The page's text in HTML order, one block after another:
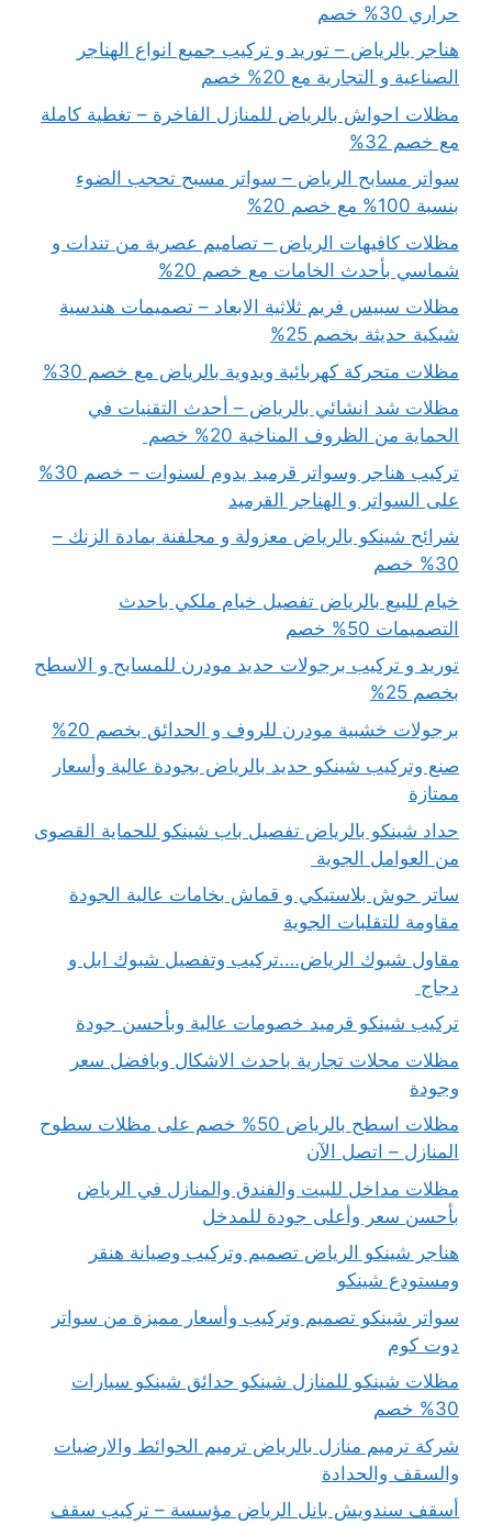
حراري 30% خصم
هناجر بالرياض – توريد و تركيب جميع انواع الهناجر
الصناعية و التجارية مع 20% خصم
مظلات احواش بالرياض للمنازل الفاخرة – تغطية كاملة
مع خصم 32%
سواتر مسابح الرياض – سواتر مسبح تحجب الضوء
بنسبة 100% مع خصم 20%
مظلات كافيهات الرياض – تصاميم عصرية من تندات و
شماسي بأحدث الخامات مع خصم 20%
مظلات سبيس فريم ثلاثية الابعاد – تصميمات هندسية
شبكية حديثة بخصم 25%
مظلات متحركة كهربائية ويدوية بالرياض مع خصم 30%
مظلات شد انشائي بالرياض – أحدث التقنيات في
الحماية من الظروف المناخية 20% خصم
تركيب هناجر وسواتر قرميد يدوم لسنوات – خصم 30%
على السواتر و الهناجر القرميد
شرائح شينكو بالرياض معزولة و مجلفنة بمادة الزنك –
30% خصم
خيام للبيع بالرياض تفصيل خيام ملكي باحدث
التصميمات 50% خصم
توريد و تركيب برجولات حديد مودرن للمسابح و الاسطح
بخصم 25%
برجولات خشبية مودرن للروف و الحدائق بخصم 20%
صنع وتركيب شينكو حديد بالرياض بجودة عالية وأسعار
ممتازة
حداد شينكو بالرياض تفصيل باب شينكو للحماية القصوى
من العوامل الجوية
ساتر حوش بلاستيكي و قماش بخامات عالية الجودة
مقاومة للتقلبات الجوية
مقاول شبوك الرياض….تركيب وتفصيل شبوك ابل و
دجاج
تركيب شينكو قرميد خصومات عالية وبأحسن جودة
مظلات محلات تجارية باحدث الاشكال وبافضل سعر
وجودة
مظلات اسطح بالرياض 50% خصم على مظلات سطوح
المنازل – اتصل الآن
مظلات مداخل للبيت والفندق والمنازل في الرياض
بأحسن سعر وأعلى جودة للمدخل
هناجر شينكو الرياض تصميم وتركيب وصيانة هنقر
ومستودع شينكو
سواتر شينكو تصميم وتركيب وأسعار مميزة من سواتر
دوت كوم
مظلات شينكو للمنازل شينكو حدائق شينكو سيارات
30% خصم
شركة ترميم منازل بالرياض ترميم الحوائط والارضيات
والسقف والحدادة
أسقف سندويش بانل الرياض مؤسسة – تركيب سقف